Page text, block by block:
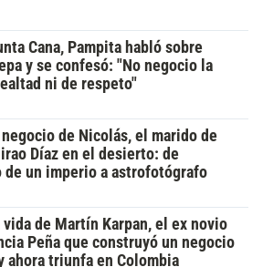
Cana, Pampita habló sobre
y se confesó: "No negocio la
ni de respeto"
de Nicolás, el marido de
Díaz en el desierto: de
de un imperio a astrofotógrafo
vida de Martín Karpan, el ex novio
Peña que construyó un negocio
ahora triunfa en Colombia